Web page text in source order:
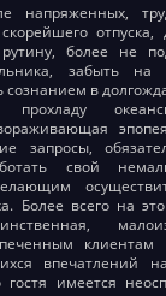
напряженных,
более не
забыть
сознанием в
прохладу
запросы,
свой
Более всего на
клиентам
впечатлений
имеется